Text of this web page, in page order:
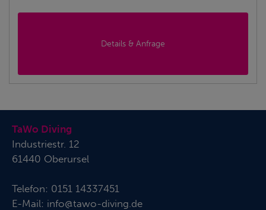
Details & Anfrage
TaWo Diving
Industriestr. 12
61440 Oberursel
Telefon: 0151 14337451
E-Mail: info@tawo-diving.de